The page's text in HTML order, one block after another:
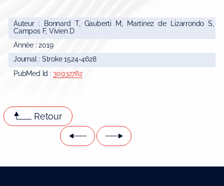
Auteur : Bonnard T, Gauberti M, Martinez de Lizarrondo S,
Campos F, Vivien D
Année : 2019
Journal : Stroke 1524-4628
PubMed Id :30932782
Retour